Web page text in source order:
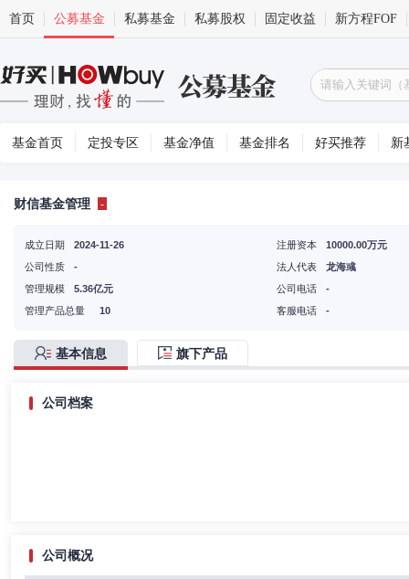
首页 公募基金 私募基金 私募股权 固定收益 新方程FOF
基金首页 定投专区 基金净值 基金排名 好买推荐 新
财信基金管理 -
成立日期
2024-11-26
公司性质
-
注册资本
10000.00万元
法人代表
龙海彧
管理规模
5.36亿元
管理产品总量
10
公司电话
-
客服电话
-
基本信息 旗下产品
公司档案
公司概况